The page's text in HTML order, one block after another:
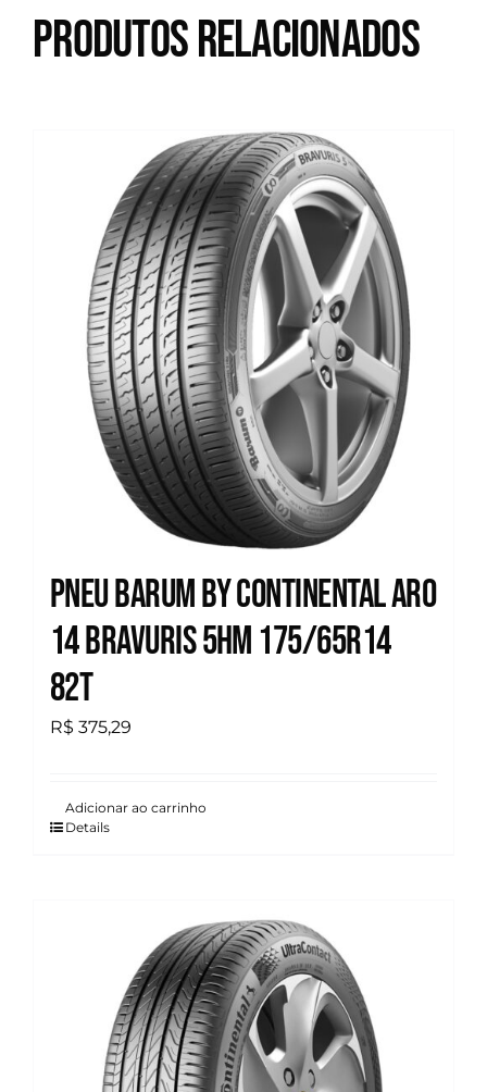
Produtos relacionados
Pneu Barum by Continental Aro
14 Bravuris 5hm 175/65R14
82T
R$ 375,29
Adicionar ao carrinho
Details